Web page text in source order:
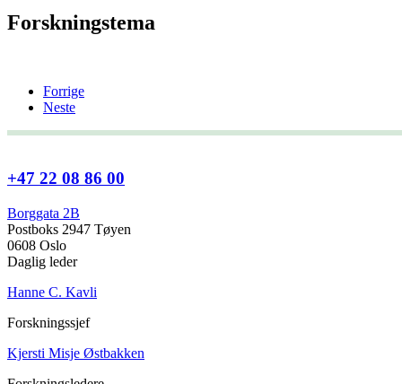
Forskningstema
Forrige
Neste
+47 22 08 86 00
Borggata 2B
Postboks 2947 Tøyen
0608 Oslo
Daglig leder
Hanne C. Kavli
Forskningssjef
Kjersti Misje Østbakken